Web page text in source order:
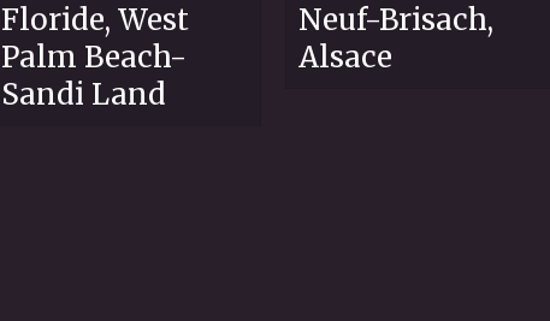
Floride, West
Palm Beach-
Sandi Land
Neuf-Brisach,
Alsace